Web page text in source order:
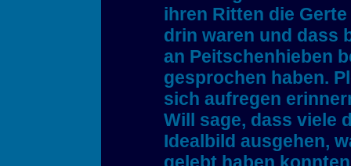
ihren Ritten die
drin waren und dass
an Peitschenhieben
gesprochen haben.
sich aufregen
Will sage, dass viele
Idealbild ausgehen,